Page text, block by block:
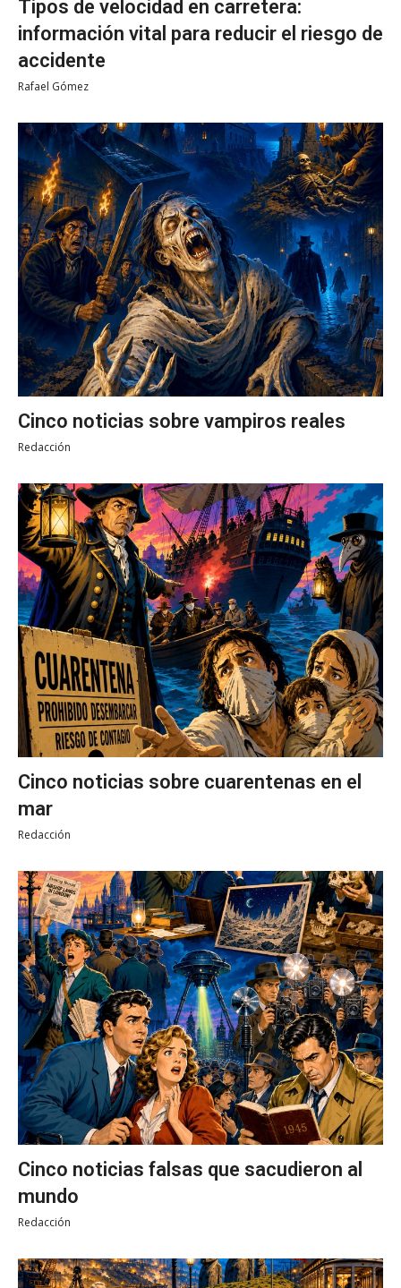
Tipos de velocidad en carretera:
información vital para reducir el riesgo de
accidente
Rafael Gómez
Cinco noticias sobre vampiros reales
Redacción
Cinco noticias sobre cuarentenas en el
mar
Redacción
Cinco noticias falsas que sacudieron al
mundo
Redacción